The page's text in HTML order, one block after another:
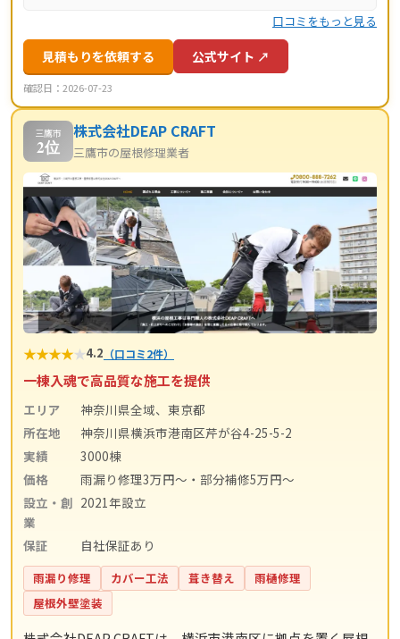
口コミをもっと見る
見積もりを依頼する 公式サイト ↗
確認日：2026-07-23
三鷹市
2位
株式会社DEAP CRAFT
三鷹市の屋根修理業者
★★★★★4.2 （口コミ2件）
一棟入魂で高品質な施工を提供
エリア
神奈川県全域、東京都
所在地
神奈川県横浜市港南区芹が谷4-25-5-2
実績
3000棟
価格
雨漏り修理3万円〜・部分補修5万円〜
設立・創
業
2021年設立
保証 自社保証あり
雨漏り修理 カバー工法 葺き替え
雨樋修理
屋根外壁塗装